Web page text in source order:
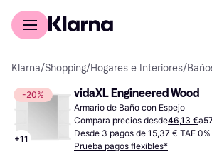
Comprar con Klarna
Klarna/Shopping/Hogares e Interiores/
-20%
+11
vidaXL Engineered Wood
Armario de Baño con Espejo
Compara precios desde46,13 €a
Desde 3 pagos de 15,37 € TAE
Prueba pagos flexibles*